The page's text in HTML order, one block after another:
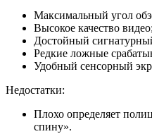
Максимальный угол
Высокое качество
Достойный
Редкие ложные
Удобный сенсорный
Недостатки:
Плохо определяет
спину».